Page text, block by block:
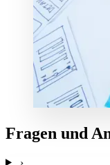
Fragen und
›